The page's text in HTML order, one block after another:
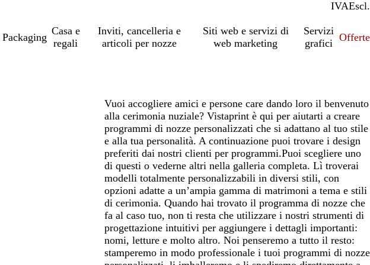
IVAIncl.
Escl.
Packaging
Casa e
regali
Inviti, cancelleria e
articoli per nozze
Siti web e servizi di
web marketing
Servizi
grafici
Offerte
Vuoi accogliere amici e persone care dando loro il benvenuto
alla cerimonia nuziale? Vistaprint è qui per aiutarti a creare
programmi di nozze personalizzati che si adattano al tuo stile
e alla tua personalità. A continuazione puoi trovare i design
preferiti dai nostri clienti per programmi.Puoi scegliere uno
di questi o vederne altri nella galleria completa. Lì troverai
modelli totalmente personalizzabili in diversi stili, con
opzioni adatte a un’ampia gamma di matrimoni a tema e stili
di cerimonia. Quando hai trovato il programma di nozze che
fa al caso tuo, non ti resta che utilizzare i nostri strumenti di
progettazione intuitivi per aggiungere i dettagli importanti:
nomi, letture e molto altro. Noi penseremo a tutto il resto:
stamperemo in modo professionale i tuoi programmi di nozze